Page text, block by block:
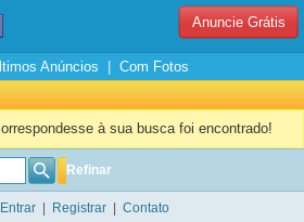
Anuncie Grátis
Anúncios
Com Fotos
à sua busca foi encontrado!
Refinar
Entrar Registrar Contato